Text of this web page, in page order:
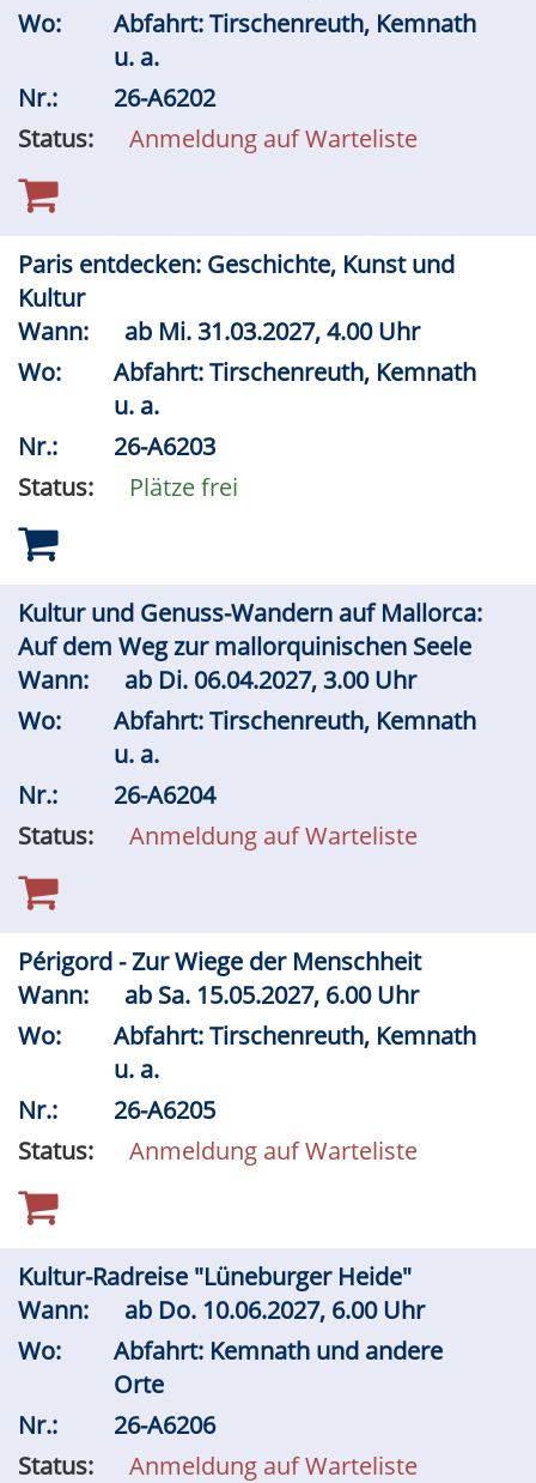
Wo:
Abfahrt: Tirschenreuth, Kemnath
u. a.
Nr.:
26-A6202
Status:
Anmeldung auf Warteliste
Paris entdecken: Geschichte, Kunst und
Kultur
Wann:
ab Mi. 31.03.2027, 4.00 Uhr
Wo:
Abfahrt: Tirschenreuth, Kemnath
u. a.
Nr.:
26-A6203
Status:
Plätze frei
Kultur und Genuss-Wandern auf Mallorca:
Auf dem Weg zur mallorquinischen Seele
Wann:
ab Di. 06.04.2027, 3.00 Uhr
Wo:
Abfahrt: Tirschenreuth, Kemnath
u. a.
Nr.:
26-A6204
Status:
Anmeldung auf Warteliste
Périgord - Zur Wiege der Menschheit
Wann:
ab Sa. 15.05.2027, 6.00 Uhr
Wo:
Abfahrt: Tirschenreuth, Kemnath
u. a.
Nr.:
26-A6205
Status:
Anmeldung auf Warteliste
Kultur-Radreise "Lüneburger Heide"
Wann:
ab Do. 10.06.2027, 6.00 Uhr
Wo:
Abfahrt: Kemnath und andere
Orte
Nr.:
26-A6206
Status:
Anmeldung auf Warteliste